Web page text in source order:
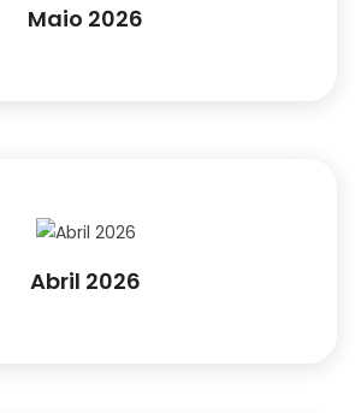
Maio 2026
Abril 2026